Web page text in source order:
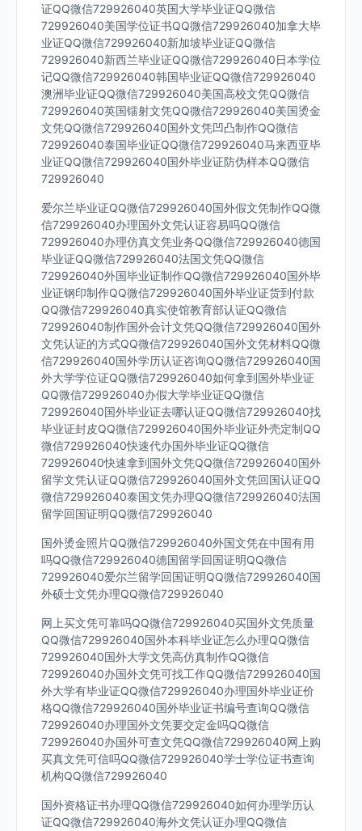
证QQ微信729926040英国大学毕业证QQ微信
729926040美国学位证书QQ微信729926040加拿大毕
业证QQ微信729926040新加坡毕业证QQ微信
729926040新西兰毕业证QQ微信729926040日本学位
记QQ微信729926040韩国毕业证QQ微信729926040
澳洲毕业证QQ微信729926040美国高校文凭QQ微信
729926040英国镭射文凭QQ微信729926040美国烫金
文凭QQ微信729926040国外文凭凹凸制作QQ微信
729926040泰国毕业证QQ微信729926040马来西亚毕
业证QQ微信729926040国外毕业证防伪样本QQ微信
729926040
爱尔兰毕业证QQ微信729926040国外假文凭制作QQ微
信729926040办理国外文凭认证容易吗QQ微信
729926040办理仿真文凭业务QQ微信729926040德国
毕业证QQ微信729926040法国文凭QQ微信
729926040外国毕业证制作QQ微信729926040国外毕
业证钢印制作QQ微信729926040国外毕业证货到付款
QQ微信729926040真实使馆教育部认证QQ微信
729926040制作国外会计文凭QQ微信729926040国外
文凭认证的方式QQ微信729926040国外文凭材料QQ微
信729926040国外学历认证咨询QQ微信729926040国
外大学学位证QQ微信729926040如何拿到国外毕业证
QQ微信729926040办假大学毕业证QQ微信
729926040国外毕业证去哪认证QQ微信729926040找
毕业证封皮QQ微信729926040国外毕业证外壳定制QQ
微信729926040快速代办国外毕业证QQ微信
729926040快速拿到国外文凭QQ微信729926040国外
留学文凭认证QQ微信729926040国外文凭回国认证QQ
微信729926040泰国文凭办理QQ微信729926040法国
留学回国证明QQ微信729926040
国外烫金照片QQ微信729926040外国文凭在中国有用
吗QQ微信729926040德国留学回国证明QQ微信
729926040爱尔兰留学回国证明QQ微信729926040国
外硕士文凭办理QQ微信729926040
网上买文凭可靠吗QQ微信729926040买国外文凭质量
QQ微信729926040国外本科毕业证怎么办理QQ微信
729926040国外大学文凭高仿真制作QQ微信
729926040办国外文凭可找工作QQ微信729926040国
外大学有毕业证QQ微信729926040办理国外毕业证价
格QQ微信729926040国外毕业证书编号查询QQ微信
729926040办理国外文凭要交定金吗QQ微信
729926040办国外可查文凭QQ微信729926040网上购
买真文凭可信吗QQ微信729926040学士学位证书查询
机构QQ微信729926040
国外资格证书办理QQ微信729926040如何办理学历认
证QQ微信729926040海外文凭认证办理QQ微信